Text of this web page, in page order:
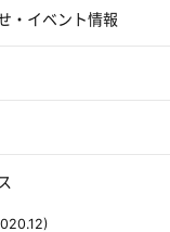
・イベント情報